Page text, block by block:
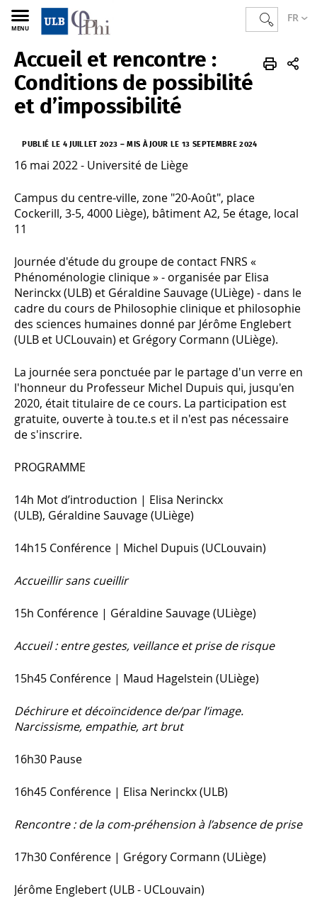
FR
MENU
PHI FR Actualités
Accueil et rencontre :
Conditions de possibilité
et d’impossibilité
PUBLIÉ LE 4 JUILLET 2023 – MIS À JOUR LE 13 SEPTEMBRE 2024
16 mai 2022 - Université de Liège
Campus du centre-ville, zone "20-Août", place
Cockerill, 3-5, 4000 Liège), bâtiment A2, 5e étage, local
11
Journée d'étude du groupe de contact FNRS «
Phénoménologie clinique » - organisée par Elisa
Nerinckx (ULB) et Géraldine Sauvage (ULiège) - dans le
cadre du cours de Philosophie clinique et philosophie
des sciences humaines donné par Jérôme Englebert
(ULB et UCLouvain) et Grégory Cormann (ULiège).
La journée sera ponctuée par le partage d'un verre en
l'honneur du Professeur Michel Dupuis qui, jusqu'en
2020, était titulaire de ce cours. La participation est
gratuite, ouverte à tou.te.s et il n'est pas nécessaire
de s'inscrire.
PROGRAMME
14h Mot d’introduction | Elisa Nerinckx
(ULB), Géraldine Sauvage (ULiège)
14h15 Conférence | Michel Dupuis (UCLouvain)
Accueillir sans cueillir
15h Conférence | Géraldine Sauvage (ULiège)
Accueil : entre gestes, veillance et prise de risque
15h45 Conférence | Maud Hagelstein (ULiège)
Déchirure et décoïncidence de/par l’image.
Narcissisme, empathie, art brut
16h30 Pause
16h45 Conférence | Elisa Nerinckx (ULB)
Rencontre : de la com-préhension à l’absence de prise
17h30 Conférence | Grégory Cormann (ULiège)
Jérôme Englebert (ULB - UCLouvain)